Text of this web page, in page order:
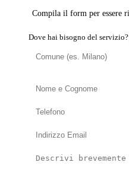
Compila il form per essere
Dove hai bisogno del